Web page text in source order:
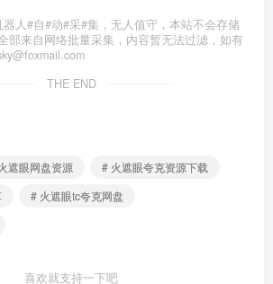
人#自#动#采#集，无人值守，本站不会存储
部来自网络批量采集，内容暂无法过滤，如有
THE END
遮眼网盘资源
# 火遮眼夸克资源下载
# 火遮眼tc夸克网盘
喜欢就支持一下吧